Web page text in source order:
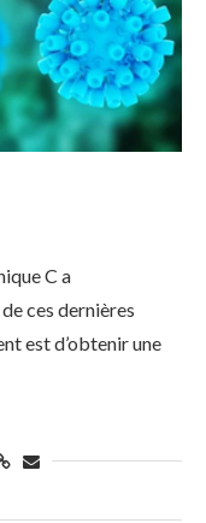
C a
ces dernières
est d’obtenir une